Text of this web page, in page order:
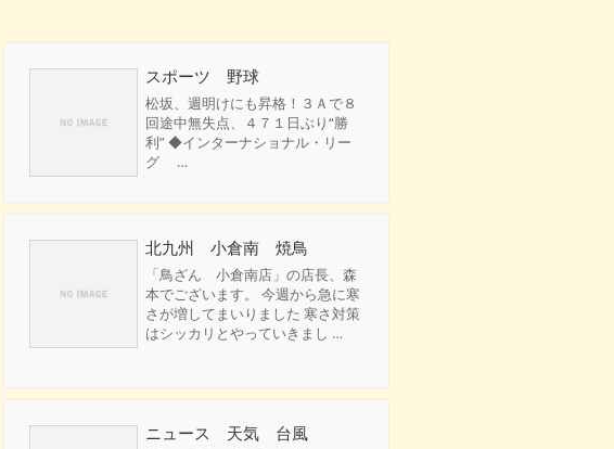
スポーツ 野球
松坂、週明けにも昇格！３Ａで８
回途中無失点、４７１日ぶり“勝
利” ◆インターナショナル・リー
グ …
北九州 小倉南 焼鳥
「鳥ざん 小倉南店」の店長、森
本でございます。 今週から急に寒
さが増してまいりました 寒さ対策
はシッカリとやっていきまし …
ニュース 天気 台風